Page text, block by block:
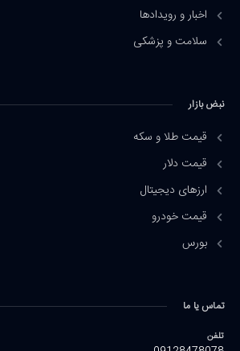
اخبار و رویدادها
سلامت و پزشکی
نبض بازار
قیمت طلا و سکه
قیمت دلار
ارزهای دیجیتال
قیمت خودرو
بورس
تماس یا ما
تلفن